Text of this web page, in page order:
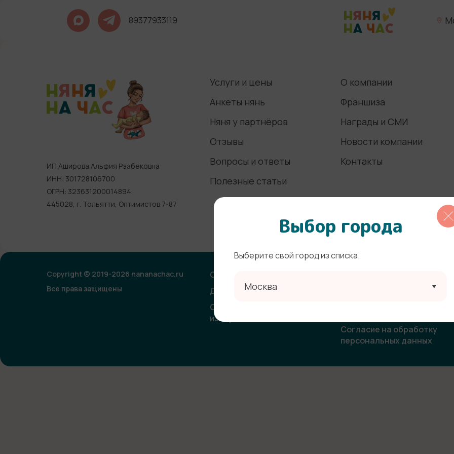
89377933119
ИП Аширова Альфия Рзабековна
ИНН: 301728106700
ОГРН: 323631200014894
445028, г. Тольятти, Оптимистов 7-87
Услуги и цены
Анкеты нянь
Няня у партнёров
Отзывы
Вопросы и ответы
Полезные статьи
О компании
Франшиза
Награды и СМИ
Новости компании
Контакты
Copyright © 2019-2026 nananachac.ru
Все права защищены
Оплата
Договор-оферта
Согласие на использование
изображения
Политика
Согласие на получение
Согласие на обработку
персональных данных
Выбор города
Выберите свой город из списка.
Москва